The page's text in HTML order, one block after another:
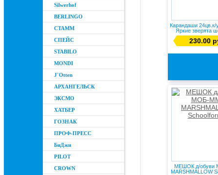
Silwerhof
BERLINGO
СТАММ
СПЕЙС
STABILO
MONDI
J`Otten
АРХАНГЕЛЬСК
ЭКСМО
ХАТБЕР
ГОЗНАК
ПРОФ-ПРЕСС
БиДжи
PILOT
CROWN
Карандаши
Яркие зверята
230.00
МЕШОК д/
MARSHMALLOW